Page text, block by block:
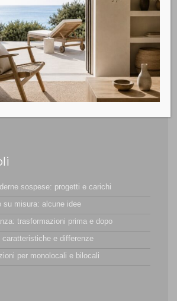
specializzato d’arredamento ma
sospese: progetti e carichi
su misura: alcune idee
trasformazioni prima e dopo
e differenze
per monolocali e bilocali